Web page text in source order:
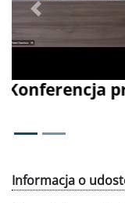
Konferencja
Poprzednie
Informacja o